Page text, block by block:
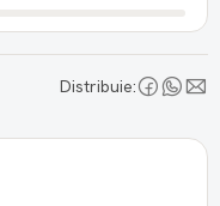
Distribuie: